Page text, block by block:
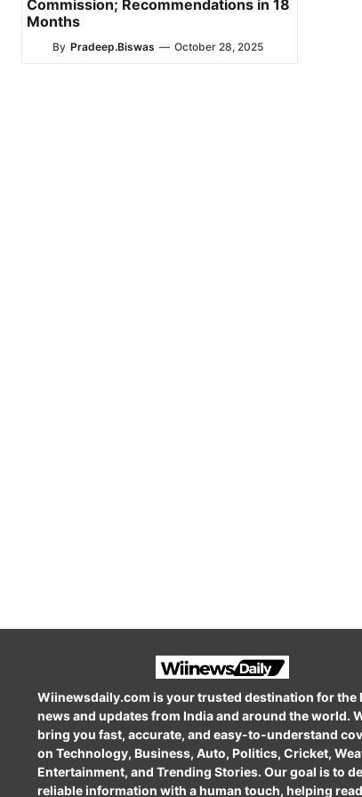
Commission; Recommendations in 18
Months
By Pradeep.Biswas — October 28, 2025
Wiinewsdaily.com is your trusted destination for the
news and updates from India and around the world.
bring you fast, accurate, and easy-to-understand
on Technology, Business, Auto, Politics, Cricket,
Entertainment, and Trending Stories. Our goal is to
reliable information with a human touch, helping